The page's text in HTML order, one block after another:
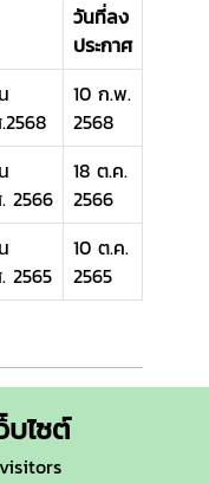
วันที่ลง
ประกาศ
10 ก.พ.
2568
2566
18 ต.ค.
2566
2565
10 ต.ค.
2565
บไซต์